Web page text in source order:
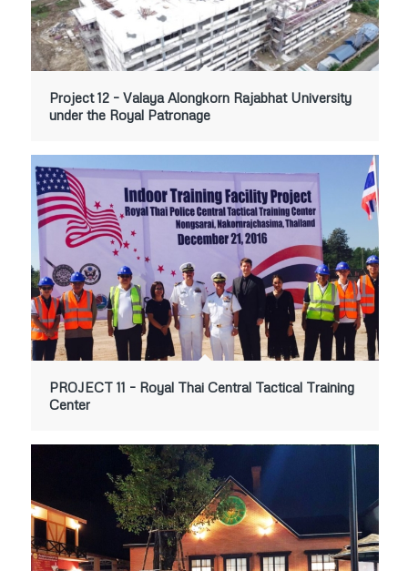
Project 12 – Valaya Alongkorn Rajabhat University
under the Royal Patronage
PROJECT 11 – Royal Thai Central Tactical Training
Center